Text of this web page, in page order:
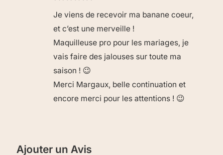
5
Je viens de recevoir ma banane coeur,
et c’est une merveille !
Maquilleuse pro pour les mariages, je
vais faire des jalouses sur toute ma
saison ! 😉
Merci Margaux, belle continuation et
encore merci pour les attentions ! 😉
Ajouter un Avis